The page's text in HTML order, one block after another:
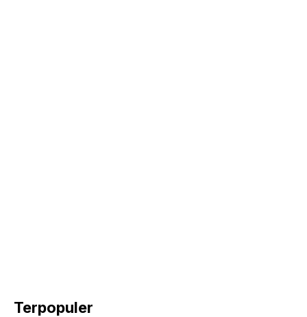
Terpopuler